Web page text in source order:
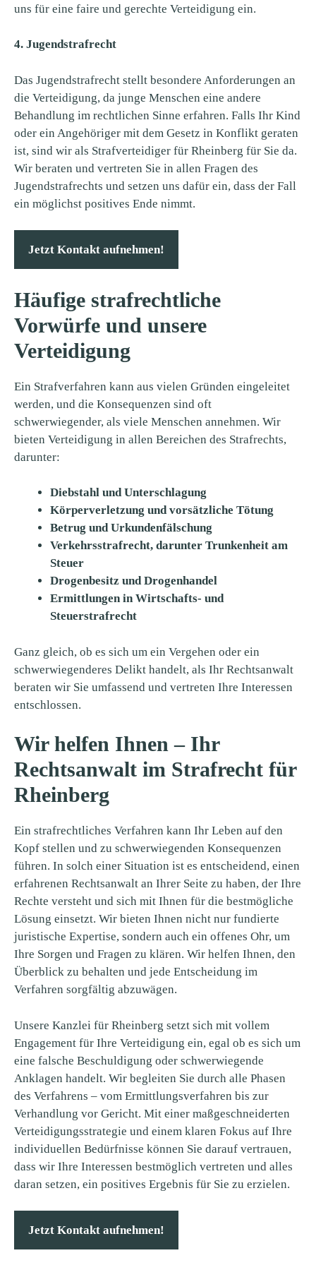
uns für eine faire und gerechte Verteidigung ein.
4. Jugendstrafrecht
Das Jugendstrafrecht stellt besondere Anforderungen an
die Verteidigung, da junge Menschen eine andere
Behandlung im rechtlichen Sinne erfahren. Falls Ihr Kind
oder ein Angehöriger mit dem Gesetz in Konflikt geraten
ist, sind wir als Strafverteidiger für Rheinberg für Sie da.
Wir beraten und vertreten Sie in allen Fragen des
Jugendstrafrechts und setzen uns dafür ein, dass der Fall
ein möglichst positives Ende nimmt.
Jetzt Kontakt aufnehmen!
Häufige strafrechtliche
Vorwürfe und unsere
Verteidigung
Ein Strafverfahren kann aus vielen Gründen eingeleitet
werden, und die Konsequenzen sind oft
schwerwiegender, als viele Menschen annehmen. Wir
bieten Verteidigung in allen Bereichen des Strafrechts,
darunter:
Diebstahl und Unterschlagung
Körperverletzung und vorsätzliche Tötung
Betrug und Urkundenfälschung
Verkehrsstrafrecht, darunter Trunkenheit am
Steuer
Drogenbesitz und Drogenhandel
Ermittlungen in Wirtschafts- und
Steuerstrafrecht
Ganz gleich, ob es sich um ein Vergehen oder ein
schwerwiegenderes Delikt handelt, als Ihr Rechtsanwalt
beraten wir Sie umfassend und vertreten Ihre Interessen
entschlossen.
Wir helfen Ihnen – Ihr
Rechtsanwalt im Strafrecht für
Rheinberg
Ein strafrechtliches Verfahren kann Ihr Leben auf den
Kopf stellen und zu schwerwiegenden Konsequenzen
führen. In solch einer Situation ist es entscheidend, einen
erfahrenen Rechtsanwalt an Ihrer Seite zu haben, der Ihre
Rechte versteht und sich mit Ihnen für die bestmögliche
Lösung einsetzt. Wir bieten Ihnen nicht nur fundierte
juristische Expertise, sondern auch ein offenes Ohr, um
Ihre Sorgen und Fragen zu klären. Wir helfen Ihnen, den
Überblick zu behalten und jede Entscheidung im
Verfahren sorgfältig abzuwägen.
Unsere Kanzlei für Rheinberg setzt sich mit vollem
Engagement für Ihre Verteidigung ein, egal ob es sich um
eine falsche Beschuldigung oder schwerwiegende
Anklagen handelt. Wir begleiten Sie durch alle Phasen
des Verfahrens – vom Ermittlungsverfahren bis zur
Verhandlung vor Gericht. Mit einer maßgeschneiderten
Verteidigungsstrategie und einem klaren Fokus auf Ihre
individuellen Bedürfnisse können Sie darauf vertrauen,
dass wir Ihre Interessen bestmöglich vertreten und alles
daran setzen, ein positives Ergebnis für Sie zu erzielen.
Jetzt Kontakt aufnehmen!